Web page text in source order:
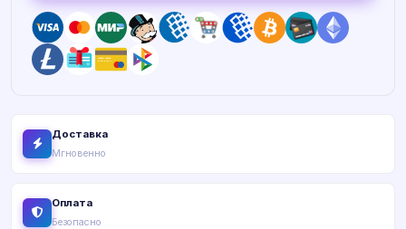
Доставка
Мгновенно
Оплата
Безопасно